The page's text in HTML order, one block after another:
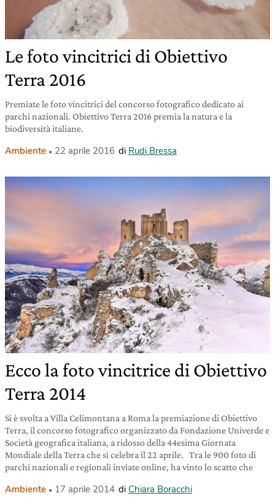
Le foto vincitrici di Obiettivo
Terra 2016
Premiate le foto vincitrici del concorso fotografico dedicato ai
parchi nazionali. Obiettivo Terra 2016 premia la natura e la
biodiversità italiane.
Ambiente 22 aprile 2016 di Rudi Bressa
Ecco la foto vincitrice di Obiettivo
Terra 2014
Si è svolta a Villa Celimontana a Roma la premiazione di Obiettivo
Terra, il concorso fotografico organizzato da Fondazione Univerde e
Società geografica italiana, a ridosso della 44esima Giornata
Mondiale della Terra che si celebra il 22 aprile. Tra le 900 foto di
parchi nazionali e regionali inviate online, ha vinto lo scatto che
Ambiente 17 aprile 2014 di Chiara Boracchi